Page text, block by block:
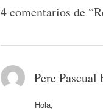
4 comentarios de “
Pere Pascual
Hola,